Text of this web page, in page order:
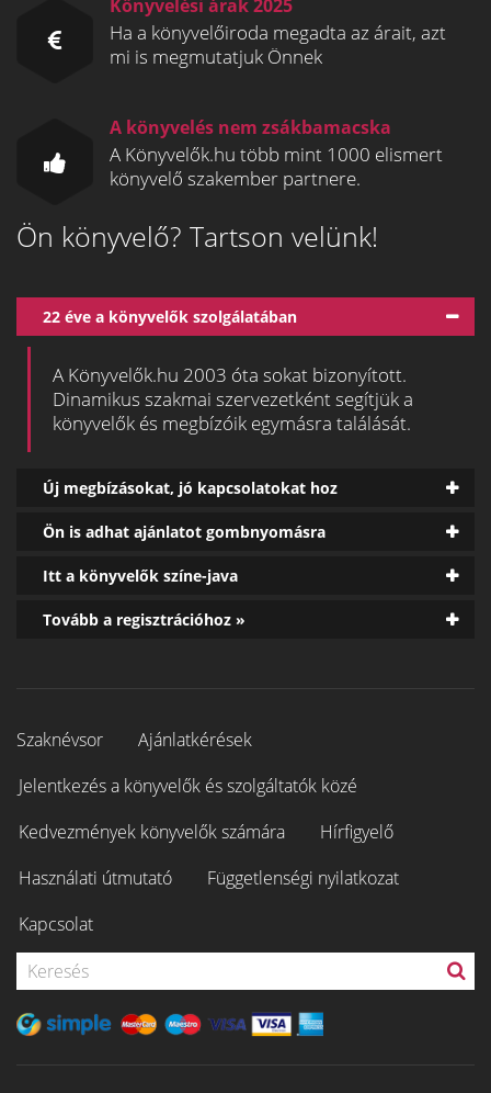
Könyvelési árak 2025
Ha a könyvelőiroda megadta az árait, azt
mi is megmutatjuk Önnek
A könyvelés nem zsákbamacska
A Könyvelők.hu több mint 1000 elismert
könyvelő szakember partnere.
Ön könyvelő? Tartson velünk!
22 éve a könyvelők szolgálatában
A Könyvelők.hu 2003 óta sokat bizonyított.
Dinamikus szakmai szervezetként segítjük a
könyvelők és megbízóik egymásra találását.
Új megbízásokat, jó kapcsolatokat hoz
Ön is adhat ajánlatot gombnyomásra
Itt a könyvelők színe-java
Tovább a regisztrációhoz »
Szaknévsor
Ajánlatkérések
Jelentkezés a könyvelők és szolgáltatók közé
Kedvezmények könyvelők számára
Hírfigyelő
Használati útmutató
Függetlenségi nyilatkozat
Kapcsolat